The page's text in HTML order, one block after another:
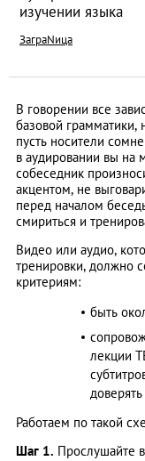
изучении языка
ЗаграNица
В говорении все
базовой
пусть носители
в аудировании вы на
собеседник
акцентом, не
перед началом
смириться и
Видео или аудио,
тренировки, должно
критериям:
быть
лекции
Работаем по такой
Шаг 1. Прослушайте